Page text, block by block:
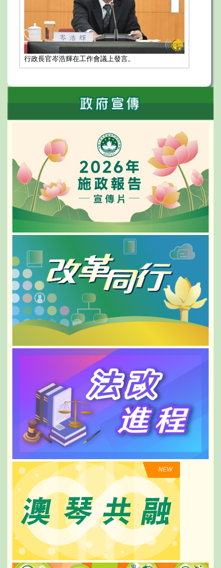
行政長官岑浩輝在工作會議上發言。